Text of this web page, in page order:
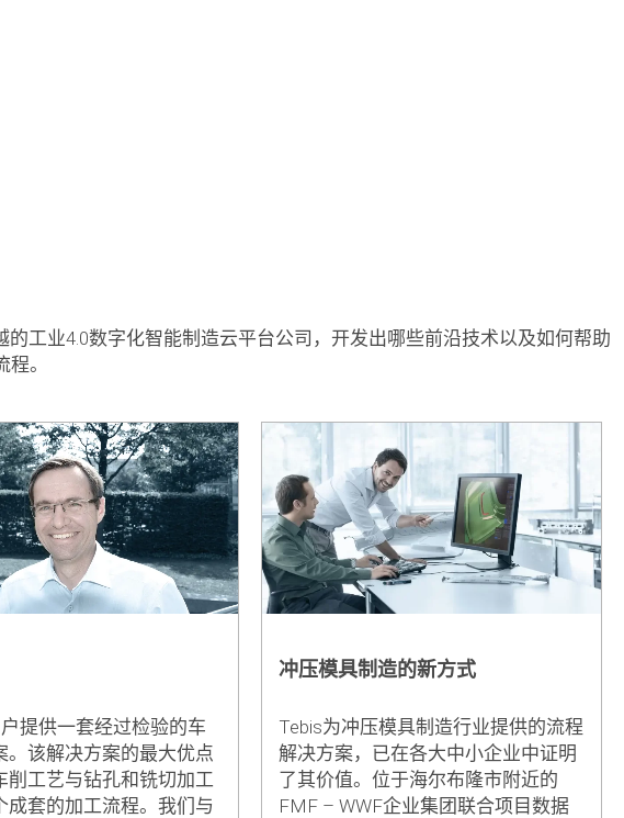
工业4.0数字化智能制造云平台公司，开发出哪些前沿技术以及如何帮助
。
提供一套经过检验的车
。该解决方案的最大优点
削工艺与钻孔和铣切加工
成套的加工流程。我们与
冲压模具制造的新方式
Tebis为冲压模具制造行业提供的流程
解决方案，已在各大中小企业中证明
了其价值。位于海尔布隆市附近的
FMF – WWF企业集团联合项目数据